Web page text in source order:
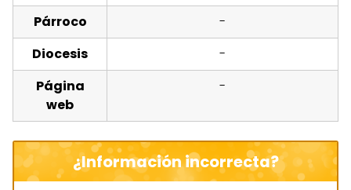
Párroco
-
Diocesis
-
Página
web
-
¿Información incorrecta?